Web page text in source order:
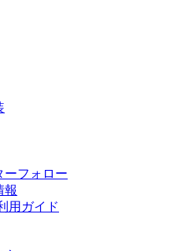
ーフォロー
報
用ガイド